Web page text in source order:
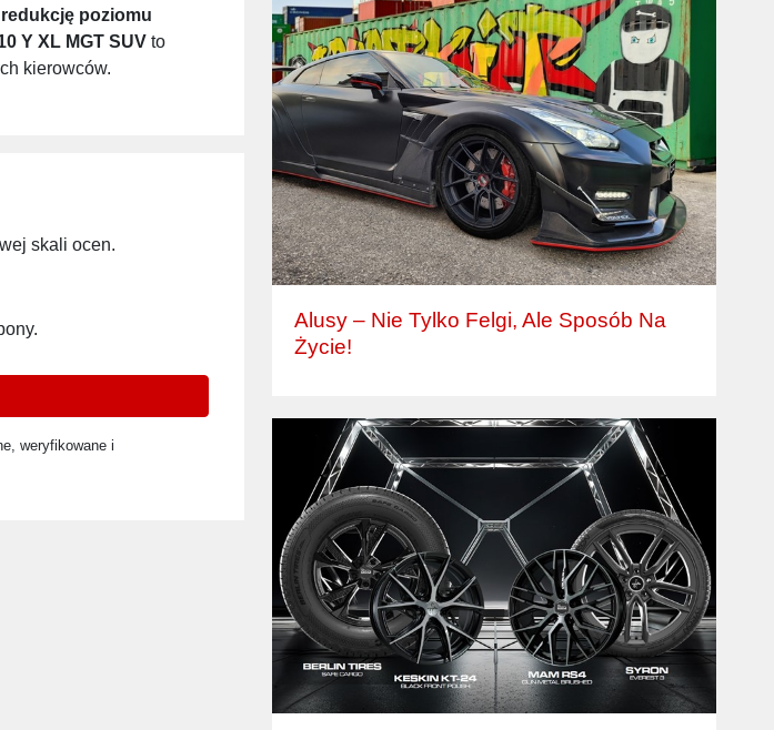
poziomu
Y XL MGT SUV to
kierowców.
skali ocen.
weryfikowane i
Alusy – Nie Tylko Felgi, Ale Sposób Na
Życie!